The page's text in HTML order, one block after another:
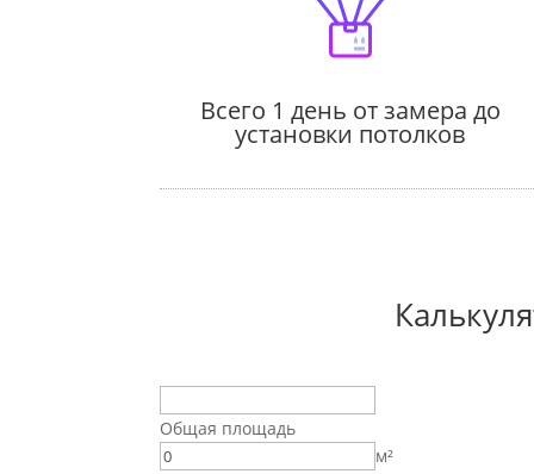
Всего 1 день от замера до
установки потолков
Общая площадь
м²